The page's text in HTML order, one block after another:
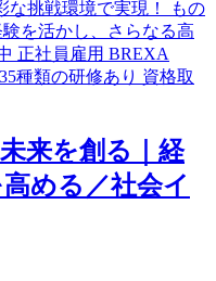
来を創る｜経
める／社会イ